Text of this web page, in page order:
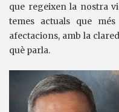
que regeixen la nostra
temes actuals que
afectacions, amb la
què parla.